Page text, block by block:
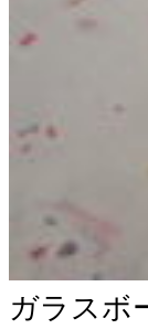
ガラスボ